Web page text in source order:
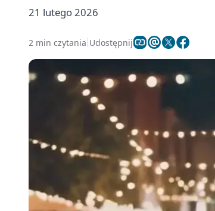
21 lutego 2026
2 min czytania Udostępnij